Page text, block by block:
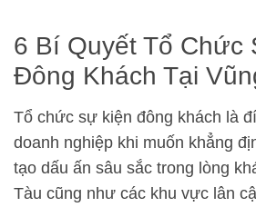
6 Bí Quyết Tổ Chức
Đông Khách Tại
Tổ chức sự kiện đông khách là
doanh nghiệp khi muốn khẳng
tạo dấu ấn sâu sắc trong lòng
Tàu cũng như các khu vực lân